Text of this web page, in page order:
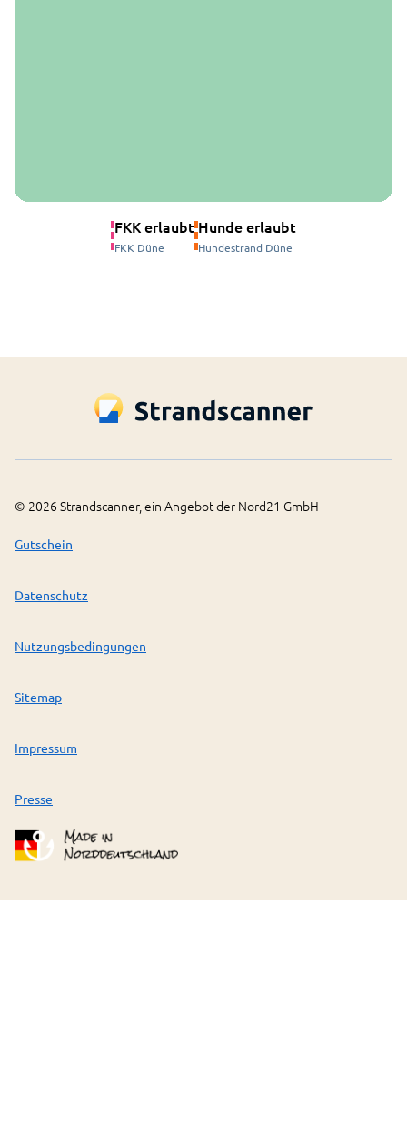
FKK erlaubt
FKK Düne
Hunde erlaubt
Hundestrand Düne
© 2026 Strandscanner, ein Angebot der Nord21 GmbH
Gutschein
Datenschutz
Nutzungsbedingungen
Sitemap
Impressum
Presse